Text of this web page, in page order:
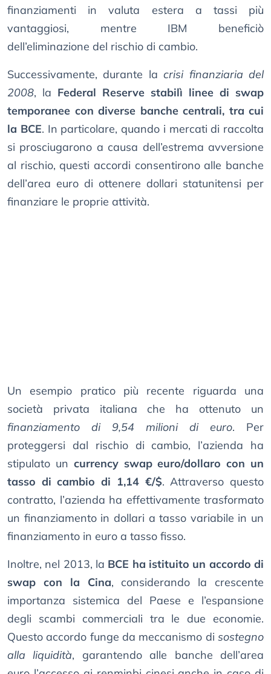
finanziamenti in valuta estera a tassi più
vantaggiosi, mentre IBM beneficiò
dell’eliminazione del rischio di cambio.
Successivamente, durante lacrisi finanziaria del
2008, la Federal Reserve stabilì linee di swap
temporanee con diverse banche centrali, tra cui
la BCE. In particolare, quando i mercati di raccolta
si prosciugarono a causa dell’estrema avversione
al rischio, questi accordi consentirono alle banche
dell’area euro di ottenere dollari statunitensi per
finanziare le proprie attività.
Un esempio pratico più recente riguarda una
società privata italiana che ha ottenuto un
finanziamento di 9,54 milioni di euro. Per
proteggersi dal rischio di cambio, l’azienda ha
stipulato un currency swap euro/dollaro con un
tasso di cambio di 1,14 €/$. Attraverso questo
contratto, l’azienda ha effettivamente trasformato
un finanziamento in dollari a tasso variabile in un
finanziamento in euro a tasso fisso.
Inoltre, nel 2013, la BCE ha istituito un accordo di
swap con la Cina, considerando la crescente
importanza sistemica del Paese e l’espansione
degli scambi commerciali tra le due economie.
Questo accordo funge da meccanismo di sostegno
alla liquidità, garantendo alle banche dell’area